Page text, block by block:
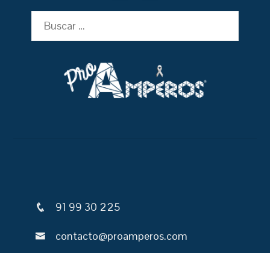
Buscar:
91 99 30 225
contacto@proamperos.com